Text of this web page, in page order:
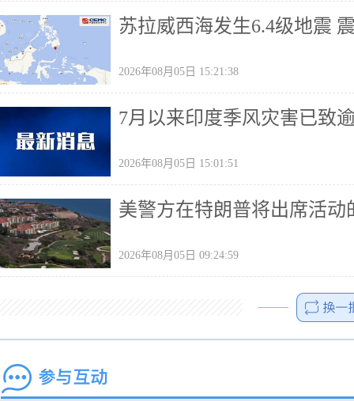
苏拉威西海发生6.4级地震
2026年08月05日 15:21:38
7月以来印度季风灾害已致
2026年08月05日 15:01:51
美警方在特朗普将出席活
2026年08月05日 09:24:59